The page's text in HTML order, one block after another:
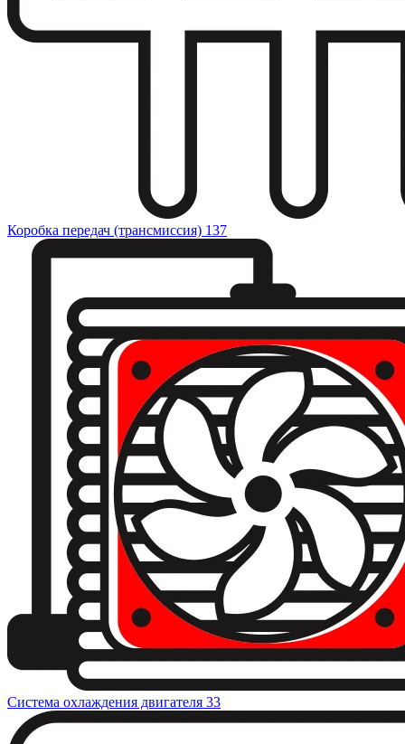
Коробка передач (трансмиссия) 137
Система охлаждения двигателя 33